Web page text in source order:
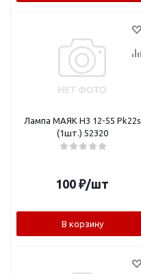
Лампа МАЯК H3 12-55 Pk22s
(1шт.) 52320
100 ₽/шт
В корзину